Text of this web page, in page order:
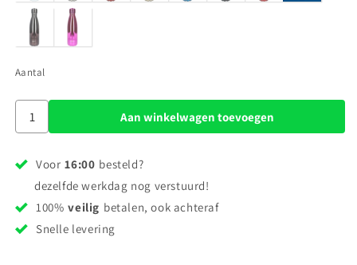
Aantal
Aan winkelwagen toevoegen
Voor 16:00 besteld?
dezelfde werkdag nog verstuurd!
100% veilig betalen, ook achteraf
Snelle levering